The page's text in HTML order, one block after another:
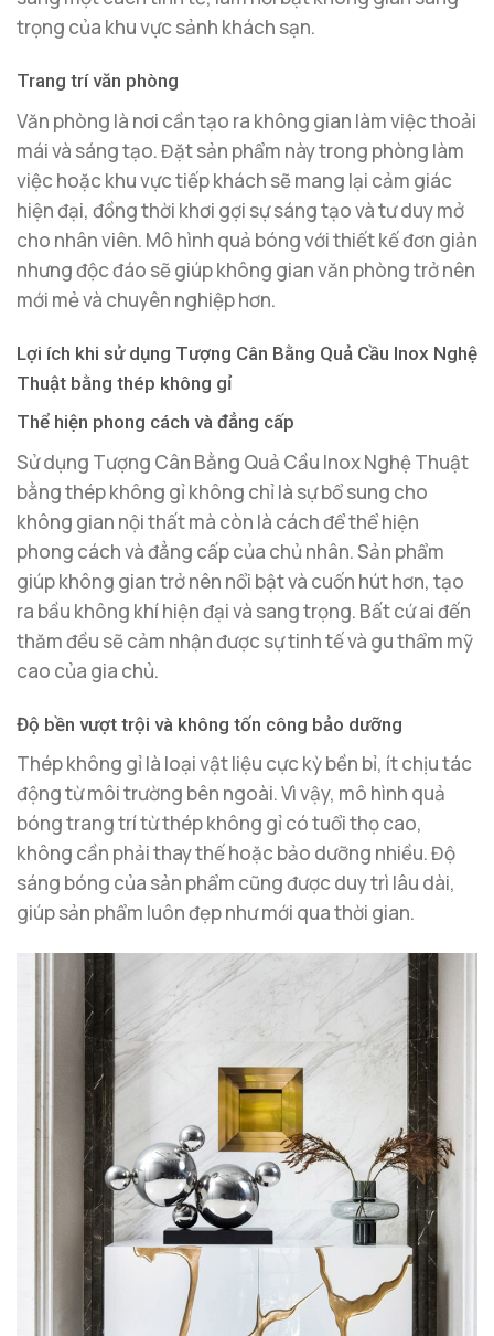
trọng của khu vực sảnh khách sạn.
Trang trí văn phòng
Văn phòng là nơi cần tạo ra không gian làm việc thoải
mái và sáng tạo. Đặt sản phẩm này trong phòng làm
việc hoặc khu vực tiếp khách sẽ mang lại cảm giác
hiện đại, đồng thời khơi gợi sự sáng tạo và tư duy mở
cho nhân viên. Mô hình quả bóng với thiết kế đơn giản
nhưng độc đáo sẽ giúp không gian văn phòng trở nên
mới mẻ và chuyên nghiệp hơn.
Lợi ích khi sử dụng Tượng Cân Bằng Quả Cầu Inox Nghệ
Thuật bằng thép không gỉ
Thể hiện phong cách và đẳng cấp
Sử dụng Tượng Cân Bằng Quả Cầu Inox Nghệ Thuật
bằng thép không gỉ không chỉ là sự bổ sung cho
không gian nội thất mà còn là cách để thể hiện
phong cách và đẳng cấp của chủ nhân. Sản phẩm
giúp không gian trở nên nổi bật và cuốn hút hơn, tạo
ra bầu không khí hiện đại và sang trọng. Bất cứ ai đến
thăm đều sẽ cảm nhận được sự tinh tế và gu thẩm mỹ
cao của gia chủ.
Độ bền vượt trội và không tốn công bảo dưỡng
Thép không gỉ là loại vật liệu cực kỳ bền bỉ, ít chịu tác
động từ môi trường bên ngoài. Vì vậy, mô hình quả
bóng trang trí từ thép không gỉ có tuổi thọ cao,
không cần phải thay thế hoặc bảo dưỡng nhiều. Độ
sáng bóng của sản phẩm cũng được duy trì lâu dài,
giúp sản phẩm luôn đẹp như mới qua thời gian.